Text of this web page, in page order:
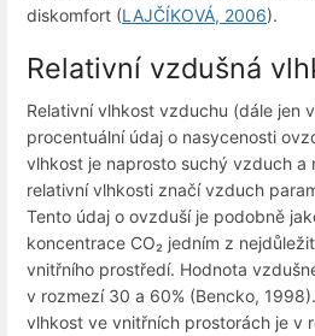
diskomfort (LAJČÍKOVÁ, 2006).
Relativní vzdušná
Relativní vlhkost vzduchu (dále jen
procentuální údaj o nasycenosti
vlhkost je naprosto suchý vzduch a
relativní vlhkosti značí vzduch
Tento údaj o ovzduší je podobně
koncentrace CO₂ jedním z
vnitřního prostředí. Hodnota
v rozmezí 30 a 60% (Bencko,
vlhkost ve vnitřních prostorách je v